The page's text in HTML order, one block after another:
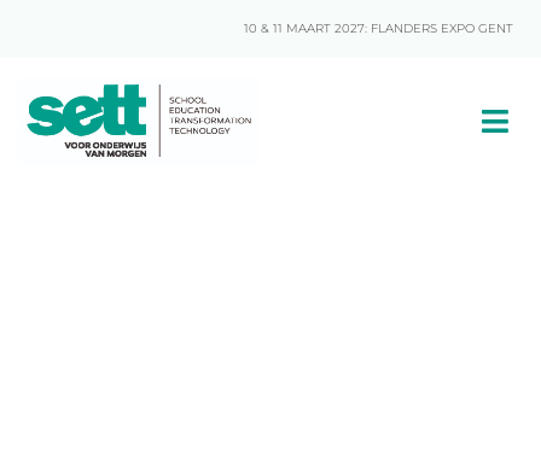
10 & 11 MAART 2027: FLANDERS EXPO GENT